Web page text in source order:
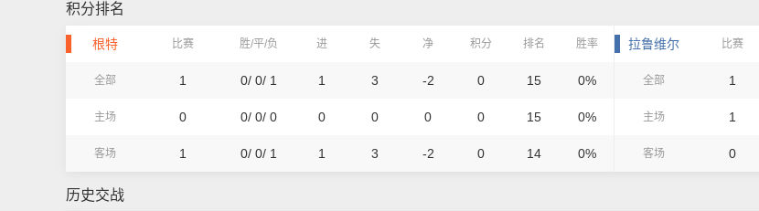
积分排名
根特 比赛 胜/平/负 进 失 净 积分 排名 胜率
全部 1 0/ 0/ 1 1 3 -2 0 15 0%
主场 0 0/ 0/ 0 0 0 0 0 15 0%
客场 1 0/ 0/ 1 1 3 -2 0 14 0%
拉鲁维尔 比赛
全部 1
主场 1
客场 0
历史交战